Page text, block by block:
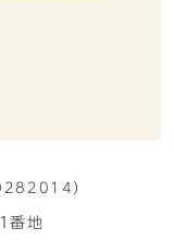
）
番地